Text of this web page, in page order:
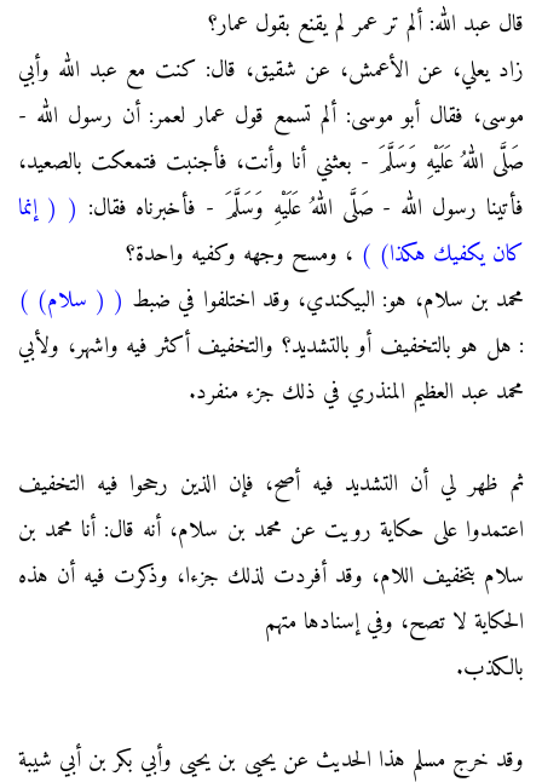
قال عبد الله: ألم تر عمر لم يقنع بقول عمار؟
زاد يعلي، عن الأعمش، عن شقيق، قال: كنت مع عبد الله وأبي
موسى، فقال أبو موسى: ألم تسمع قول عمار لعمر: أن رسول الله -
صَلَّى اللهُ عَلَيْهِ وَسَلَّمَ - بعثني أنا وأنت، فأجنبت فتمعكت بالصعيد،
فأتينا رسول الله - صَلَّى اللهُ عَلَيْهِ وَسَلَّمَ - فأخبرناه فقال: ( ( إنما
كان يكفيك هكذا) ) ، ومسح وجهه وكفيه واحدة؟
محمد بن سلام، هو: البيكندي، وقد اختلفوا في ضبط ( ( سلام) )
: هل هو بالتخفيف أو بالتشديد؟ والتخفيف أكثر فيه واشهر، ولأبي
محمد عبد العظيم المنذري في ذلك جزء منفرد.
ثم ظهر لي أن التشديد فيه أصح، فإن الذين رجحوا فيه التخفيف
اعتمدوا على حكاية رويت عن محمد بن سلام، أنه قال: أنا محمد بن
سلام بتخفيف اللام، وقد أفردت لذلك جزءا، وذكرت فيه أن هذه
الحكاية لا تصح، وفي إسنادها متهم
بالكذب.
وقد خرج مسلم هذا الحديث عن يحيى بن يحيى وأبي بكر بن أبي شيبة